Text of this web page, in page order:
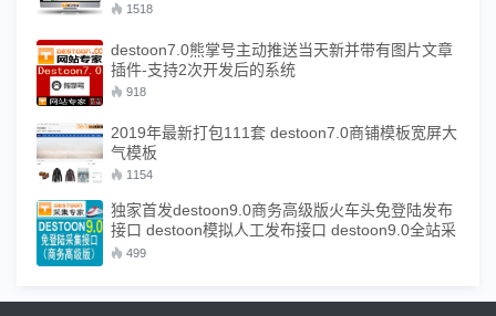
1518
destoon7.0熊掌号主动推送当天新并带有图片文章
插件-支持2次开发后的系统
918
2019年最新打包111套 destoon7.0商铺模板宽屏大
气模板
1154
独家首发destoon9.0商务高级版火车头免登陆发布
接口 destoon模拟人工发布接口 destoon9.0全站采
集接口
499